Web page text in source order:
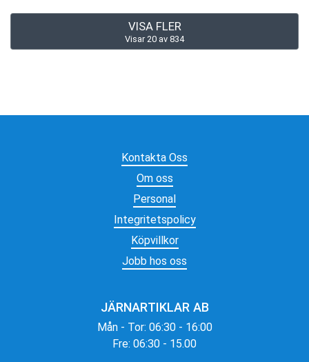
VISA FLER
Visar 20 av 834
Kontakta Oss
Om oss
Personal
Integritetspolicy
Köpvillkor
Jobb hos oss
JÄRNARTIKLAR AB
Mån - Tor: 06:30 - 16:00
Fre: 06:30 - 15.00